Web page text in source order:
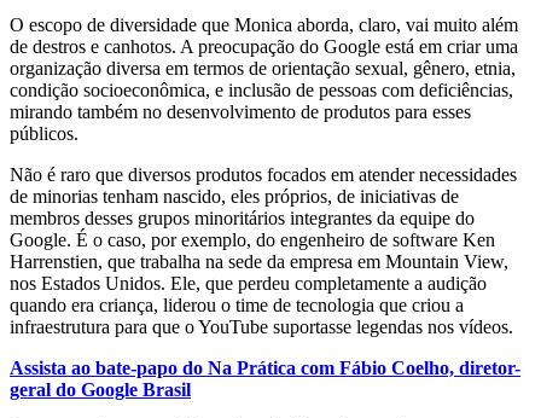
O escopo de diversidade que Monica aborda, claro, vai muito além
de destros e canhotos. A preocupação do Google está em criar uma
organização diversa em termos de orientação sexual, gênero, etnia,
condição socioeconômica, e inclusão de pessoas com deficiências,
mirando também no desenvolvimento de produtos para esses
públicos.
Não é raro que diversos produtos focados em atender necessidades
de minorias tenham nascido, eles próprios, de iniciativas de
membros desses grupos minoritários integrantes da equipe do
Google. É o caso, por exemplo, do engenheiro de software Ken
Harrenstien, que trabalha na sede da empresa em Mountain View,
nos Estados Unidos. Ele, que perdeu completamente a audição
quando era criança, liderou o time de tecnologia que criou a
infraestrutura para que o YouTube suportasse legendas nos vídeos.
Assista ao bate-papo do Na Prática com Fábio Coelho, diretor-
geral do Google Brasil